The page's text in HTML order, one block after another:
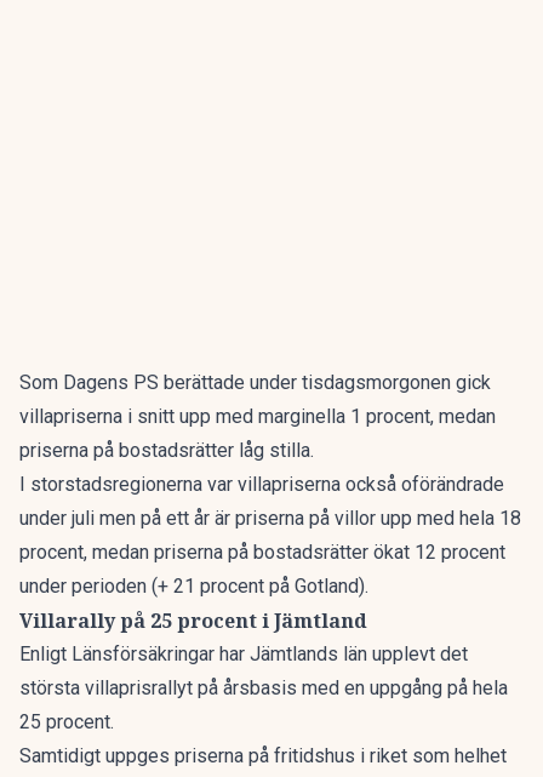
Som Dagens PS berättade under tisdagsmorgonen gick
villapriserna i snitt upp med marginella 1 procent, medan
priserna på bostadsrätter låg stilla.
I storstadsregionerna var villapriserna också oförändrade
under juli men på ett år är priserna på villor upp med hela 18
procent, medan priserna på bostadsrätter ökat 12 procent
under perioden (+ 21 procent på Gotland).
Villarally på 25 procent i Jämtland
Enligt Länsförsäkringar har Jämtlands län upplevt det
största villaprisrallyt på årsbasis med en uppgång på hela
25 procent.
Samtidigt uppges priserna på fritidshus i riket som helhet